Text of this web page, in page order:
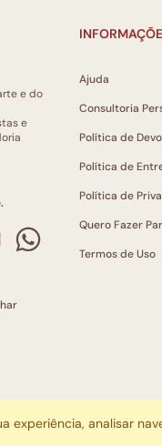
e do
e
Ajuda
Consultoria
Política de
Política de
Política de
Quero Fazer
Termos de Uso
experiência, analisar